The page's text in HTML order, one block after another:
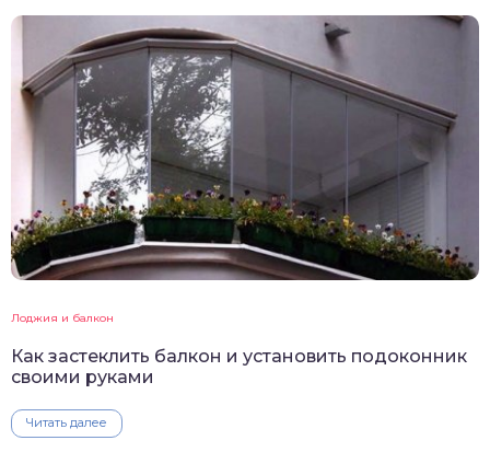
Лоджия и балкон
Как застеклить балкон и установить подоконник
своими руками
Читать далее